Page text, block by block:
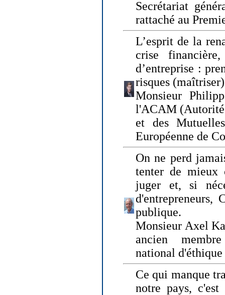
Secrétariat
rattaché au
L’esprit de la
crise
d’entreprise :
risques
Monsieur
l'ACAM (Autorité
et des
Européenne de
On ne perd
tenter de mieux
juger et, si
d'entrepreneurs,
publique.
Monsieur Axel
ancien
national d'éthique
Ce qui manque
notre pays,